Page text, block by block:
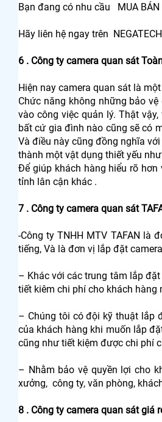
Bạn đang có nhu cầu MUA BÁN
Hãy liên hệ ngay trên
6 . Công ty camera quan sát
Hiện nay camera quan sát là
Chức năng không những bảo
vào công việc quản lý. Thật
bất cứ gia đình nào cũng sẽ có
Và điều này cũng đồng nghĩa
thành một vật dụng thiết yếu
Để giúp khách hàng hiểu rõ hơn
tỉnh lân cận khác .
7 . Công ty camera quan sát
-Công ty TNHH MTV TAFAN là
tiếng, Và là đơn vị lắp đặt
– Khác với các trung tâm lắp
tiết kiêm chi phí cho khách
– Chúng tôi có đội kỹ thuật lắp
của khách hàng khi muốn lắp
cũng như tiết kiệm được chi phí
– Nhằm bảo vệ quyền lợi cho
xưởng, công ty, văn phòng,
8 . Công ty camera quan sát giá